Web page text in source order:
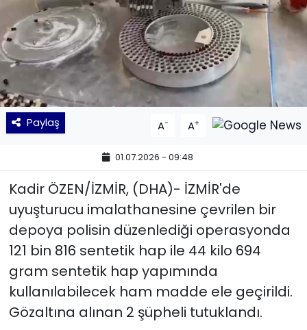
Paylaş A- A+
01.07.2026 - 09:48
Kadir ÖZEN/İZMİR, (DHA)- İZMİR'de
uyuşturucu imalathanesine çevrilen bir
depoya polisin düzenlediği operasyonda
121 bin 816 sentetik hap ile 44 kilo 694
gram sentetik hap yapımında
kullanılabilecek ham madde ele geçirildi.
Gözaltına alınan 2 şüpheli tutuklandı.
KÜLTÜR SANAT
MAGAZİN
POLİTİKA
SAĞLIK
SPOR
TEKNOLOJİ
Yaşam
YEREL POLİTİKA